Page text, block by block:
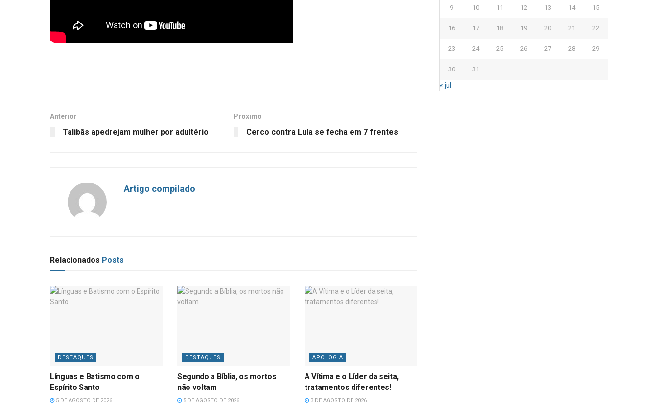
Anterior
Talibãs apedrejam mulher por adultério
Próximo
Cerco contra Lula se fecha em 7 frentes
Artigo compilado
Relacionados Posts
DESTAQUES
Línguas e Batismo com o
Espírito Santo
5 DE AGOSTO DE 2026
DESTAQUES
Segundo a Bíblia, os mortos
não voltam
5 DE AGOSTO DE 2026
APOLOGIA
A Vítima e o Líder da seita,
tratamentos diferentes!
3 DE AGOSTO DE 2026
9 10 11 12 13 14 15
16 17 18 19 20 21 22
23 24 25 26 27 28 29
30 31
« jul